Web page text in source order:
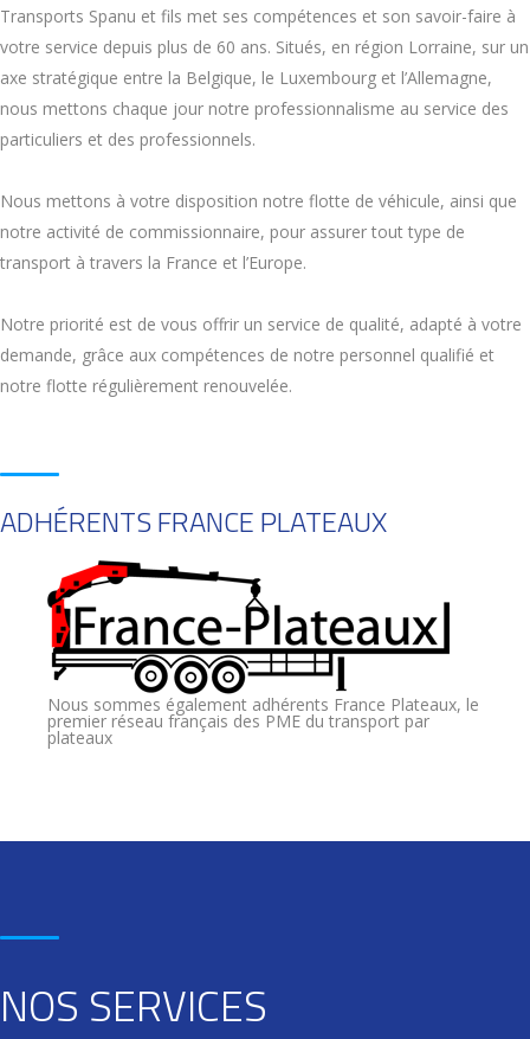
Transports Spanu et fils met ses compétences et son savoir-faire à
votre service depuis plus de 60 ans. Situés, en région Lorraine, sur un
axe stratégique entre la Belgique, le Luxembourg et l’Allemagne,
nous mettons chaque jour notre professionnalisme au service des
particuliers et des professionnels.
Nous mettons à votre disposition notre flotte de véhicule, ainsi que
notre activité de commissionnaire, pour assurer tout type de
transport à travers la France et l’Europe.
Notre priorité est de vous offrir un service de qualité, adapté à votre
demande, grâce aux compétences de notre personnel qualifié et
notre flotte régulièrement renouvelée.
ADHÉRENTS FRANCE PLATEAUX
Nous sommes également adhérents France Plateaux, le
premier réseau français des PME du transport par
plateaux
NOS SERVICES